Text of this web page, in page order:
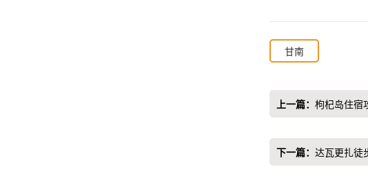
甘南
上一篇： 枸杞岛住宿
下一篇： 达瓦更扎徒